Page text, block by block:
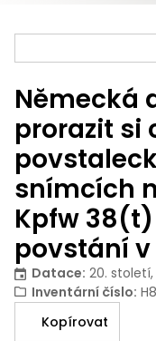
Německá
prorazit si
snímcích
Kpfw
povstání v
Datace: 20.
Inventární číslo:
Kopírovat